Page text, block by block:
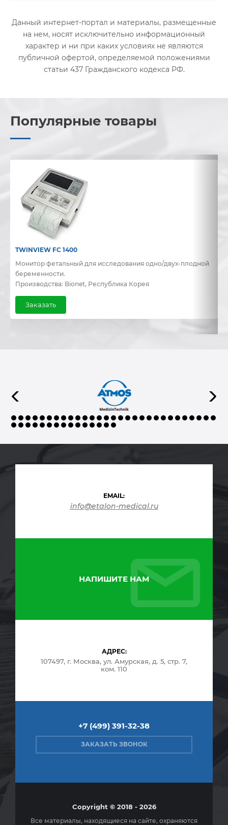
Данный интернет-портал и материалы, размещенные
на нем, носят исключительно информационный
характер и ни при каких условиях не являются
публичной офертой, определяемой положениями
статьи 437 Гражданского кодекса РФ.
Популярные товары
TWINVIEW FC 1400
Монитор фетальный для исследования одно/двух-плодной
беременности.
Производства: Bionet, Республика Корея
Заказать
EMAIL:
info@etalon-medical.ru
НАПИШИТЕ НАМ
АДРЕС:
107497, г. Москва, ул. Амурская, д. 5, стр. 7,
ком. 110
+7 (499) 391-32-38
ЗАКАЗАТЬ ЗВОНОК
Copyright © 2018 - 2026
Все материалы, находящиеся на сайте, охраняются